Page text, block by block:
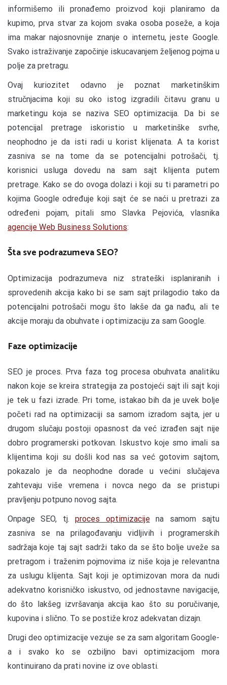
informišemo ili pronađemo proizvod koji planiramo da
kupimo, prva stvar za kojom svaka osoba poseže, a koja
ima makar najosnovnije znanje o internetu, jeste Google.
Svako istraživanje započinje iskucavanjem željenog pojma u
polje za pretragu.
Ovaj kuriozitet odavno je poznat marketinškim
stručnjacima koji su oko istog izgradili čitavu granu u
marketingu koja se naziva SEO optimizacija. Da bi se
potencijal pretrage iskoristio u marketinške svrhe,
neophodno je da isti radi u korist klijenata. A ta korist
zasniva se na tome da se potencijalni potrošači, tj.
korisnici usluga dovedu na sam sajt klijenta putem
pretrage. Kako se do ovoga dolazi i koji su ti parametri po
kojima Google određuje koji sajt će se naći u pretrazi za
određeni pojam, pitali smo Slavka Pejovića, vlasnika
agencije Web Business Solutions:
Šta sve podrazumeva SEO?
Optimizacija podrazumeva niz strateški isplaniranih i
sprovedenih akcija kako bi se sam sajt prilagodio tako da
potencijalni potrošači mogu što lakše da ga nađu, ali te
akcije moraju da obuhvate i optimizaciju za sam Google.
Faze optimizacije
SEO je proces. Prva faza tog procesa obuhvata analitiku
nakon koje se kreira strategija za postojeći sajt ili sajt koji
je tek u fazi izrade. Pri tome, istakao bih da je uvek bolje
početi rad na optimizaciji sa samom izradom sajta, jer u
drugom slučaju postoji opasnost da već izrađen sajt nije
dobro programerski potkovan. Iskustvo koje smo imali sa
klijentima koji su došli kod nas sa već gotovim sajtom,
pokazalo je da neophodne dorade u većini slučajeva
zahtevaju više vremena i novca nego da se pristupi
pravljenju potpuno novog sajta.
Onpage SEO, tj.proces optimizacijena samom sajtu
zasniva se na prilagođavanju vidljivih i programerskih
sadržaja koje taj sajt sadrži tako da se što bolje uveže sa
pretragom i traženim pojmovima iz niše koja je relevantna
za uslugu klijenta. Sajt koji je optimizovan mora da nudi
adekvatno korisničko iskustvo, od jednostavne navigacije,
do što lakšeg izvršavanja akcija kao što su poručivanje,
kupovina i slično. To se postiže kroz adekvatan dizajn.
Drugi deo optimizacije vezuje se za sam algoritam Google-
a i svako ko se ozbiljno bavi optimizacijom mora
kontinuirano da prati novine iz ove oblasti.